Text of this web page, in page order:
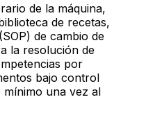
de la máquina,
de recetas,
de cambio de
la resolución de
por
bajo control
una vez al